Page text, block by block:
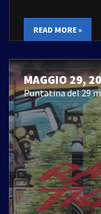
READ MORE »
MAGGIO 29,
Puntatina del 29